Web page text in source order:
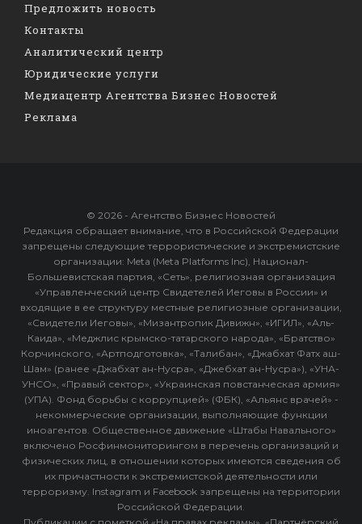
Предложить новость
Контакты
Аналитический центр
Юридические услуги
Медиацентр Агентства Бизнес Новостей
Реклама
© 2026 - Агентство Бизнес Новостей
Редакция обращает внимание, что в Российской Федерации
запрещены следующие террористические и экстремистские
организации: Meta (Meta Platforms Inc), Национал-
Большевистская партия, «Сеть», религиозная организация
«Управленческий центр Свидетелей Иеговы в России» и
входящие в ее структуру местные религиозные организации,
«Свидетели Иеговы», «Мизантропик Дивижн», «ИГИЛ», «Аль-
Каида», «Меджлис крымско-татарского народа», «Братство»
Корчинского, «Артподготовка», «Талибан», «Джабхат Фатх аш-
Шам» (ранее «Джабхат ан-Нусра», «Джебхат ан-Нусра»), «УНА-
УНСО», «Правый сектор», «Украинская повстанческая армия»
(УПА). Фонд борьбы с коррупцией» (ФБК), «Альянс врачей» -
некоммерческие организации, выполняющие функции
иноагентов. Общественное движение «Штабы Навального»
включено Росфинмониторингом в перечень организаций и
физических лиц, в отношении которых имеются сведения об
их причастности к экстремистской деятельности или
терроризму. Instagram и Facebook запрещены на территории
Российской Федерации.